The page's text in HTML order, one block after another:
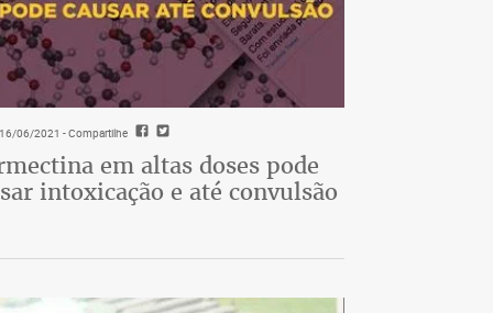
06/2021 - Compartilhe
em altas doses pode
intoxicação e até convulsão